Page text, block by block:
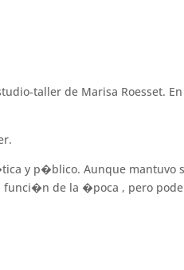
taller de Marisa Roesset.
y p�blico. Aunque mantuvo
funci�n de la �poca , pero